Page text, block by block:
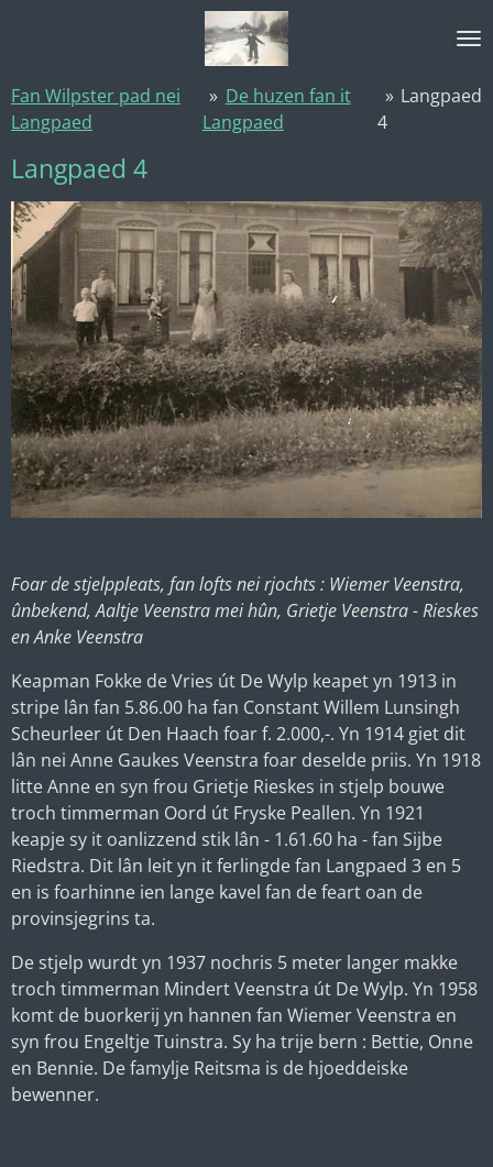
de
hoofdinhoud
Fan Wilpster pad nei
Langpaed
» De huzen fan it
Langpaed
» Langpaed
4
Langpaed 4
Foar de stjelppleats, fan lofts nei rjochts : Wiemer Veenstra,
ûnbekend, Aaltje Veenstra mei hûn, Grietje Veenstra - Rieskes
en Anke Veenstra
Keapman Fokke de Vries út De Wylp keapet yn 1913 in
stripe lân fan 5.86.00 ha fan Constant Willem Lunsingh
Scheurleer út Den Haach foar f. 2.000,-. Yn 1914 giet dit
lân nei Anne Gaukes Veenstra foar deselde priis. Yn 1918
litte Anne en syn frou Grietje Rieskes in stjelp bouwe
troch timmerman Oord út Fryske Peallen. Yn 1921
keapje sy it oanlizzend stik lân - 1.61.60 ha - fan Sijbe
Riedstra. Dit lân leit yn it ferlingde fan Langpaed 3 en 5
en is foarhinne ien lange kavel fan de feart oan de
provinsjegrins ta.
De stjelp wurdt yn 1937 nochris 5 meter langer makke
troch timmerman Mindert Veenstra út De Wylp. Yn 1958
komt de buorkerij yn hannen fan Wiemer Veenstra en
syn frou Engeltje Tuinstra. Sy ha trije bern : Bettie, Onne
en Bennie. De famylje Reitsma is de hjoeddeiske
bewenner.